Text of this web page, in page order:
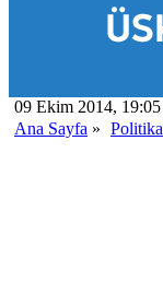
09 Ekim 2014, 19:05
Ana Sayfa » Politika